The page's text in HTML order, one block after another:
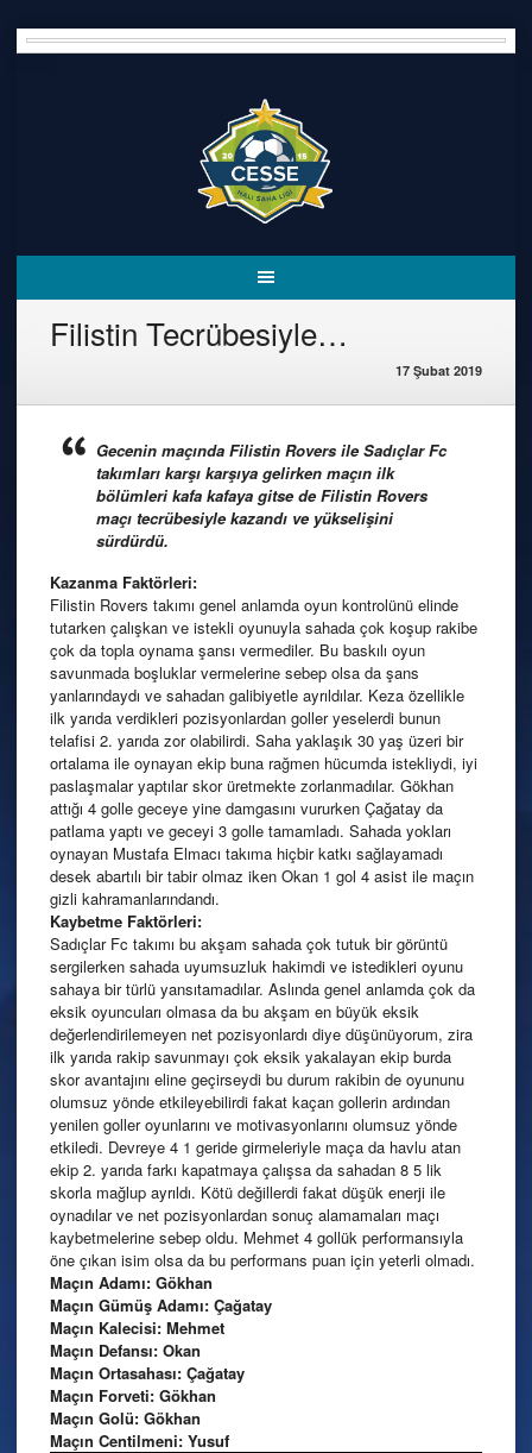
Skip
to
Filistin Tecrübesiyle…
17 Şubat 2019
Gecenin maçında Filistin Rovers ile Sadıçlar Fc
takımları karşı karşıya gelirken maçın ilk
bölümleri kafa kafaya gitse de Filistin Rovers
maçı tecrübesiyle kazandı ve yükselişini
sürdürdü.
Kazanma Faktörleri:
Filistin Rovers takımı genel anlamda oyun kontrolünü elinde
tutarken çalışkan ve istekli oyunuyla sahada çok koşup rakibe
çok da topla oynama şansı vermediler. Bu baskılı oyun
savunmada boşluklar vermelerine sebep olsa da şans
yanlarındaydı ve sahadan galibiyetle ayrıldılar. Keza özellikle
ilk yarıda verdikleri pozisyonlardan goller yeselerdi bunun
telafisi 2. yarıda zor olabilirdi. Saha yaklaşık 30 yaş üzeri bir
ortalama ile oynayan ekip buna rağmen hücumda istekliydi, iyi
paslaşmalar yaptılar skor üretmekte zorlanmadılar. Gökhan
attığı 4 golle geceye yine damgasını vururken Çağatay da
patlama yaptı ve geceyi 3 golle tamamladı. Sahada yokları
oynayan Mustafa Elmacı takıma hiçbir katkı sağlayamadı
desek abartılı bir tabir olmaz iken Okan 1 gol 4 asist ile maçın
gizli kahramanlarındandı.
Kaybetme Faktörleri:
Sadıçlar Fc takımı bu akşam sahada çok tutuk bir görüntü
sergilerken sahada uyumsuzluk hakimdi ve istedikleri oyunu
sahaya bir türlü yansıtamadılar. Aslında genel anlamda çok da
eksik oyuncuları olmasa da bu akşam en büyük eksik
değerlendirilemeyen net pozisyonlardı diye düşünüyorum, zira
ilk yarıda rakip savunmayı çok eksik yakalayan ekip burda
skor avantajını eline geçirseydi bu durum rakibin de oyununu
olumsuz yönde etkileyebilirdi fakat kaçan gollerin ardından
yenilen goller oyunlarını ve motivasyonlarını olumsuz yönde
etkiledi. Devreye 4 1 geride girmeleriyle maça da havlu atan
ekip 2. yarıda farkı kapatmaya çalışsa da sahadan 8 5 lik
skorla mağlup ayrıldı. Kötü değillerdi fakat düşük enerji ile
oynadılar ve net pozisyonlardan sonuç alamamaları maçı
kaybetmelerine sebep oldu. Mehmet 4 gollük performansıyla
öne çıkan isim olsa da bu performans puan için yeterli olmadı.
Maçın Adamı: Gökhan
Maçın Gümüş Adamı: Çağatay
Maçın Kalecisi: Mehmet
Maçın Defansı: Okan
Maçın Ortasahası: Çağatay
Maçın Forveti: Gökhan
Maçın Golü: Gökhan
Maçın Centilmeni: Yusuf